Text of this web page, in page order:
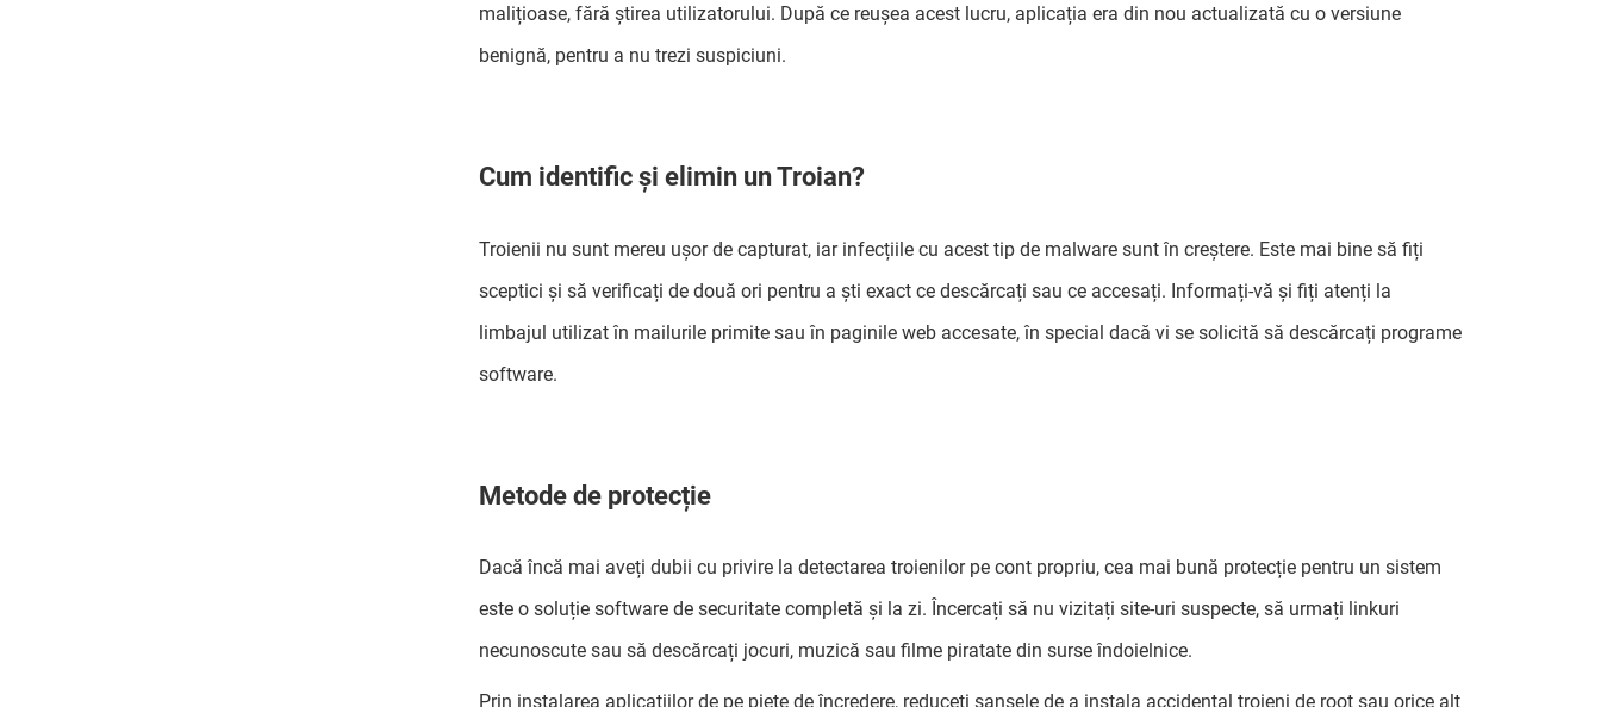
malițioase, fără știrea utilizatorului. După ce reușea acest lucru, aplicația era din nou actualizată cu o versiune
benignă, pentru a nu trezi suspiciuni.
Cum identific și elimin un Troian?
Troienii nu sunt mereu ușor de capturat, iar infecțiile cu acest tip de malware sunt în creștere. Este mai bine să fiți
sceptici și să verificați de două ori pentru a ști exact ce descărcați sau ce accesați. Informați-vă și fiți atenți la
limbajul utilizat în mailurile primite sau în paginile web accesate, în special dacă vi se solicită să descărcați programe
software.
Metode de protecție
Dacă încă mai aveți dubii cu privire la detectarea troienilor pe cont propriu, cea mai bună protecție pentru un sistem
este o soluție software de securitate completă și la zi. Încercați să nu vizitați site-uri suspecte, să urmați linkuri
necunoscute sau să descărcați jocuri, muzică sau filme piratate din surse îndoielnice.
Prin instalarea aplicațiilor de pe piețe de încredere, reduceți șansele de a instala accidental troieni de root sau orice alt